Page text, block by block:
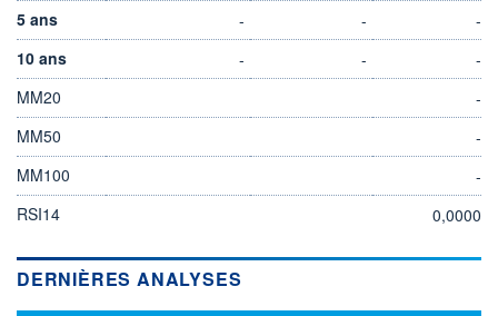
5 ans
- -
-
10 ans
- -
-
MM20
-
MM50
-
MM100
-
RSI14
0,0000
DERNIÈRES ANALYSES